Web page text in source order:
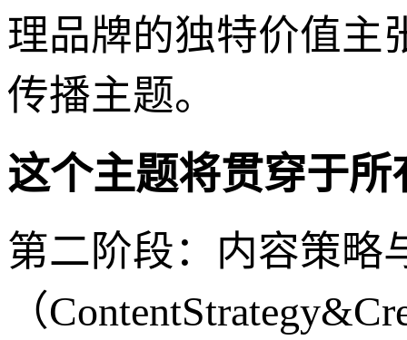
理品牌的独特价值主
传播主题。
这个主题将贯穿于
第二阶段：内容策略
（